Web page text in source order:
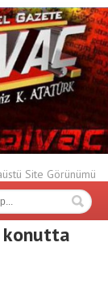
Site Görünümü
konutta